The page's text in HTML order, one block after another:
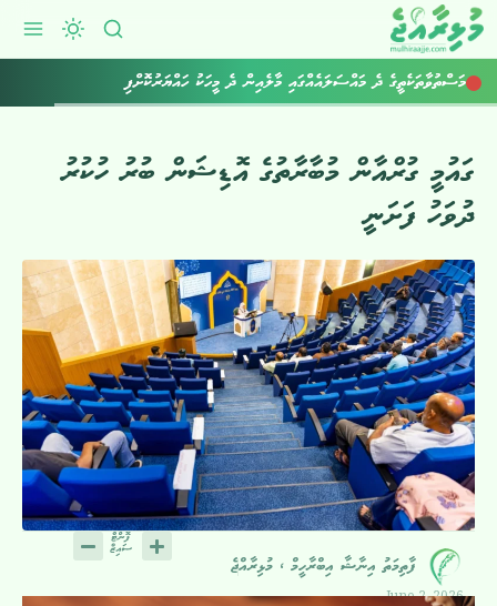
މަސްތުވާތަކެތީގެ ދެ މައްސަލައެއްގައި މާލެއިން ދެ މީހަކު ހައްޔަރުކޮށްފި
ގައުމީ ގުރްއާން މުބާރާތުގެ އޮޑިޝަން ބުރު ހުކުރު
ދުވަހު ފަށަނީ
ފާތިމަތު އިނާޝާ އިބްރާހީމް ، މުޅިރާއްޖެ
June 2, 2026